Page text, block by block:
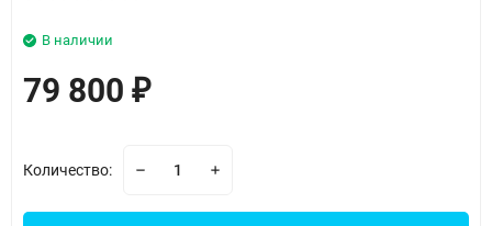
В наличии
79 800 ₽
Количество: